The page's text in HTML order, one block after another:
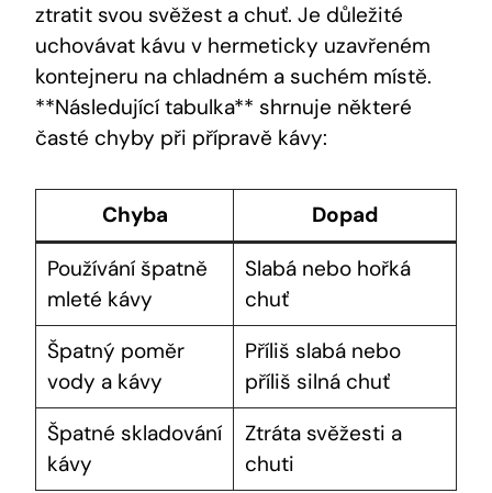
ztratit svou svěžest a chuť. Je důležité
uchovávat kávu v hermeticky uzavřeném
kontejneru na chladném a suchém místě.
**Následující tabulka** shrnuje některé
časté chyby při přípravě kávy:
Chyba
Dopad
Používání špatně
mleté kávy
Slabá nebo hořká
chuť
Špatný poměr
vody a kávy
Příliš slabá nebo
příliš silná chuť
Špatné skladování
kávy
Ztráta svěžesti a
chuti